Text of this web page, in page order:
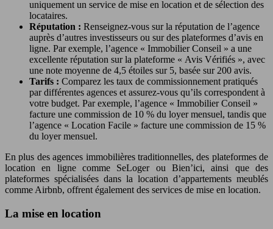
uniquement un service de mise en location et de sélection des
locataires.
Réputation : Renseignez-vous sur la réputation de l’agence
auprès d’autres investisseurs ou sur des plateformes d’avis en
ligne. Par exemple, l’agence « Immobilier Conseil » a une
excellente réputation sur la plateforme « Avis Vérifiés », avec
une note moyenne de 4,5 étoiles sur 5, basée sur 200 avis.
Tarifs : Comparez les taux de commissionnement pratiqués
par différentes agences et assurez-vous qu’ils correspondent à
votre budget. Par exemple, l’agence « Immobilier Conseil »
facture une commission de 10 % du loyer mensuel, tandis que
l’agence « Location Facile » facture une commission de 15 %
du loyer mensuel.
En plus des agences immobilières traditionnelles, des plateformes de
location en ligne comme SeLoger ou Bien’ici, ainsi que des
plateformes spécialisées dans la location d’appartements meublés
comme Airbnb, offrent également des services de mise en location.
La mise en location